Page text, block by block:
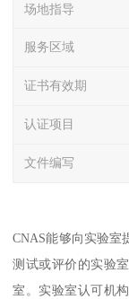
场地指导
服务区域
证书有效期
认证项目
文件编写
CNAS能够向实验室
测试或评价的实验
室。实验室认可机